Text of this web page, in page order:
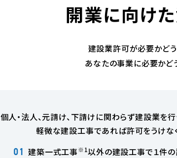
開業に向け
建設業許可が必要かどう
あなたの事業に必要かど
個人・法人、元請け、下請けに関わらず建設業を
軽微な建設工事であれば許可をうけな
01 建築一式工事※1以外の建設工事で１件